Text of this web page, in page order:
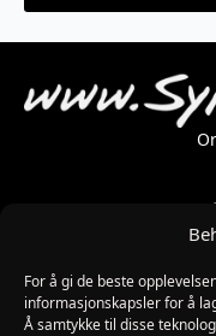
For å gi de beste
informasjonskapsler for å
Å samtykke til disse
har
Alternativene
kan